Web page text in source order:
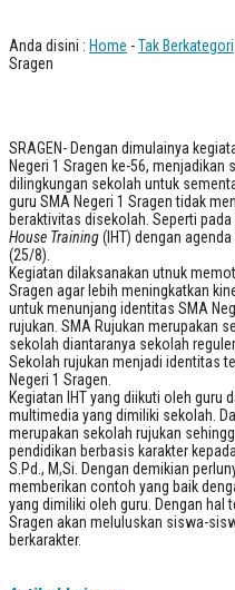
Anda disini : Home -Tak Berkategori
Sragen
SRAGEN- Dengan dimulainya
Negeri 1 Sragen ke-56, menjadikan
dilingkungan sekolah untuk
guru SMA Negeri 1 Sragen tidak
beraktivitas disekolah. Seperti
House Training(IHT) dengan
(25/8).
Kegiatan dilaksanakan utnuk
Sragen agar lebih meningkatkan
untuk menunjang identitas SMA
rujukan. SMA Rujukan merupakan
sekolah diantaranya sekolah
Sekolah rujukan menjadi identitas
Negeri 1 Sragen.
Kegiatan IHT yang diikuti oleh guru
multimedia yang dimiliki sekolah.
merupakan sekolah rujukan
pendidikan berbasis karakter
S.Pd., M,Si. Dengan demikian
memberikan contoh yang baik
yang dimiliki oleh guru. Dengan hal
Sragen akan meluluskan siswa-
berkarakter.